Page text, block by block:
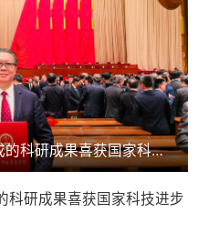
重磅！张立峰校长主持完成的科研成果喜获国家科技进步二等奖
科研成果喜获国家科技进步